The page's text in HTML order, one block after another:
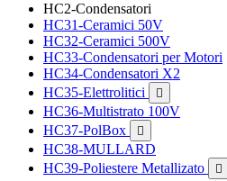
HC2-Condensatori
HC31-Ceramici 50V
HC32-Ceramici 500V
HC33-Condensatori per Motori
HC34-Condensatori X2
HC35-Elettrolitici

HC36-Multistrato 100V
HC37-PolBox

HC38-MULLARD
HC39-Poliestere Metallizato
